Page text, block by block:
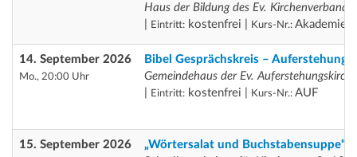
Haus der Bildung des Ev.
Eintritt: kostenfrei | Kurs-Nr.: Akademie
14. September 2026
Mo., 20:00 Uhr
Bibel Gesprächskreis – Auferstehung
Gemeindehaus der Ev. Auferstehungskirche
Eintritt: kostenfrei | Kurs-Nr.: AUF
15. September 2026
„Wörtersalat und Buchstabensuppe“